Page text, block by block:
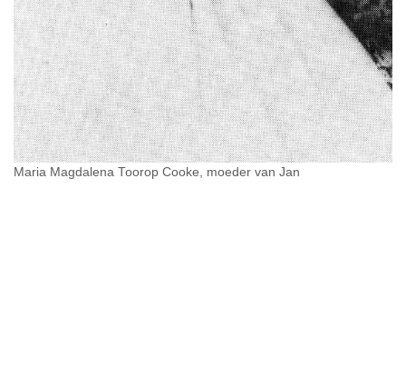
Maria Magdalena Toorop Cooke, moeder van Jan